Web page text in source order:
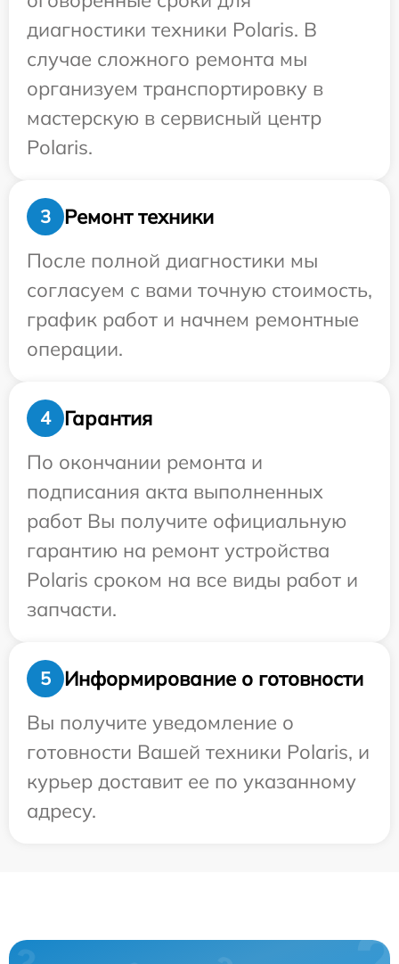
диагностики техники Polaris. В
случае сложного ремонта мы
организуем транспортировку в
мастерскую в сервисный центр
Polaris.
3
Ремонт техники
После полной диагностики мы
согласуем с вами точную стоимость,
график работ и начнем ремонтные
операции.
4
Гарантия
По окончании ремонта и
подписания акта выполненных
работ Вы получите официальную
гарантию на ремонт устройства
Polaris сроком на все виды работ и
запчасти.
5
Информирование о готовности
Вы получите уведомление о
готовности Вашей техники Polaris, и
курьер доставит ее по указанному
адресу.